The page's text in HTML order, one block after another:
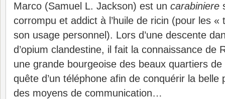
Marco (Samuel L. Jackson) est un carabiniere
corrompu et addict à l’huile de ricin (pour les
son usage personnel). Lors d’une descente
d’opium clandestine, il fait la connaissance de
une grande bourgeoise des beaux quartiers
quête d’un téléphone afin de conquérir la belle
des moyens de communication…